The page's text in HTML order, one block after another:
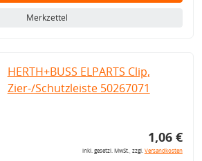
Merkzettel
HERTH+BUSS ELPARTS Clip,
Zier-/Schutzleiste 50267071
1,06 €
inkl. gesetzl. MwSt., zzgl.Versandkosten